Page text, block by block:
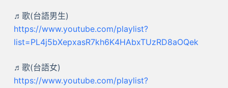
♬歌(台語男生)
https://www.youtube.com/playlist?
list=PL4j5bXepxasR7kh6K4HAbxTUzRD8aOQek
♬歌(台語女)
https://www.youtube.com/playlist?